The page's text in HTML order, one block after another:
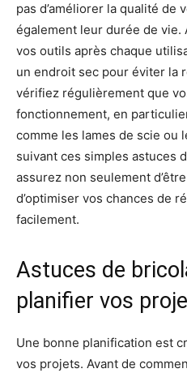
pas d’améliorer la qualité
également leur durée de
vos outils après chaque
un endroit sec pour éviter la
vérifiez régulièrement que
fonctionnement, en
comme les lames de scie ou
suivant ces simples astuces
assurez non seulement
d’optimiser vos chances de
facilement.
Astuces de
planifier vos
Une bonne planification est
vos projets. Avant de